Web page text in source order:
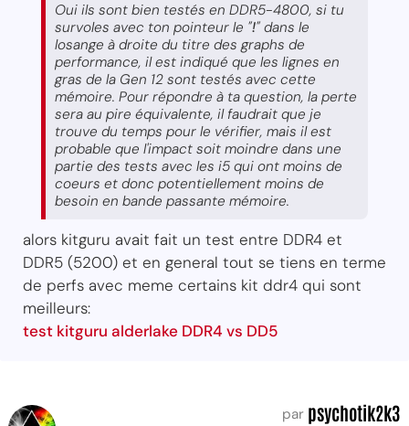
Oui ils sont bien testés en DDR5-4800, si tu
survoles avec ton pointeur le "!" dans le
losange à droite du titre des graphs de
performance, il est indiqué que les lignes en
gras de la Gen 12 sont testés avec cette
mémoire. Pour répondre à ta question, la perte
sera au pire équivalente, il faudrait que je
trouve du temps pour le vérifier, mais il est
probable que l'impact soit moindre dans une
partie des tests avec les i5 qui ont moins de
coeurs et donc potentiellement moins de
besoin en bande passante mémoire.
alors kitguru avait fait un test entre DDR4 et
DDR5 (5200) et en general tout se tiens en terme
de perfs avec meme certains kit ddr4 qui sont
meilleurs:
test kitguru alderlake DDR4 vs DD5
par psychotik2k3